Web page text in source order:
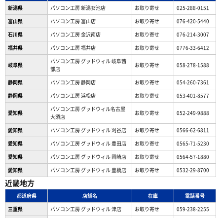
新潟県
パソコン工房 新潟女池店 お取り寄せ
025-288-0151
富山県
パソコン工房 富山店 お取り寄せ
076-420-5440
石川県
パソコン工房 金沢南店 お取り寄せ
076-214-3007
福井県
パソコン工房 福井店 お取り寄せ 0776-33-6412
岐阜県
パソコン工房 グッドウィル 岐阜茜
部店
お取り寄せ 058-278-1588
静岡県 パソコン工房 静岡店 お取り寄せ
054-260-7361
静岡県
パソコン工房 浜松店 お取り寄せ 053-401-8577
愛知県
パソコン工房 グッドウィル名古屋
大須店
お取り寄せ 052-249-9888
愛知県 パソコン工房 グッドウィル 刈谷店 お取り寄せ
0566-62-6811
愛知県
パソコン工房 グッドウィル 豊田店 お取り寄せ
0565-71-5230
愛知県
パソコン工房 グッドウィル 岡崎店 お取り寄せ
0564-57-1880
愛知県
パソコン工房 グッドウィル 豊橋店 お取り寄せ 0532-29-8700
近畿地方
都道府県 店舗名 在庫
電話番号
三重県
パソコン工房 グッドウィル 津店 お取り寄せ 059-238-2255